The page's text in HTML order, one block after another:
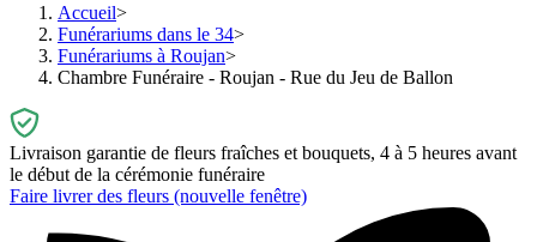
Accueil
Funérariums dans le 34
Funérariums à Roujan
Chambre Funéraire - Roujan - Rue du Jeu de Ballon
Livraison garantie de fleurs fraîches et bouquets, 4 à 5 heures avant
le début de la cérémonie funéraire
Faire livrer des fleurs (nouvelle fenêtre)